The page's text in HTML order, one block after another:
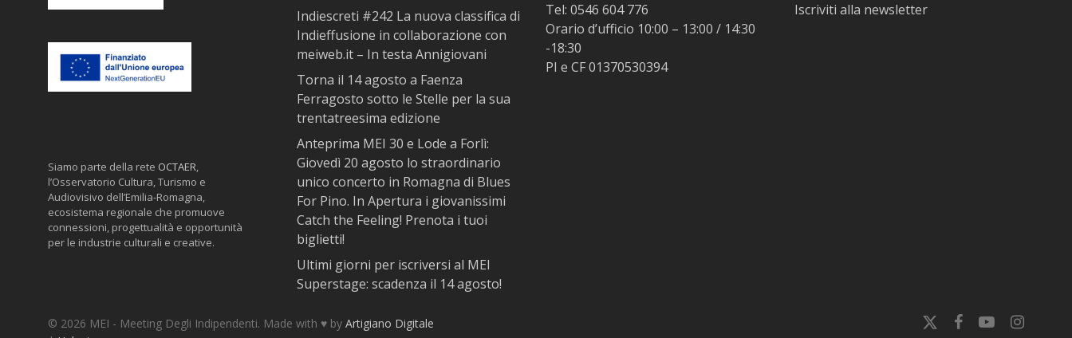
Siamo parte della rete OCTAER,
l’Osservatorio Cultura, Turismo e
Audiovisivo dell’Emilia-Romagna,
ecosistema regionale che promuove
connessioni, progettualità e opportunità
per le industrie culturali e creative.
Indiescreti #242 La nuova classifica di
Indieffusione in collaborazione con
meiweb.it – In testa Annigiovani
Torna il 14 agosto a Faenza
Ferragosto sotto le Stelle per la sua
trentatreesima edizione
Anteprima MEI 30 e Lode a Forlì:
Giovedì 20 agosto lo straordinario
unico concerto in Romagna di Blues
For Pino. In Apertura i giovanissimi
Catch the Feeling! Prenota i tuoi
biglietti!
Ultimi giorni per iscriversi al MEI
Superstage: scadenza il 14 agosto!
Tel:0546 604 776
Orario d’ufficio 10:00 – 13:00 / 14:30
-18:30
PI e CF 01370530394
Iscriviti alla newsletter
© 2026 MEI - Meeting Degli Indipendenti. Made with ♥️ by Artigiano Digitale
x-
facebookyoutubeinstagram